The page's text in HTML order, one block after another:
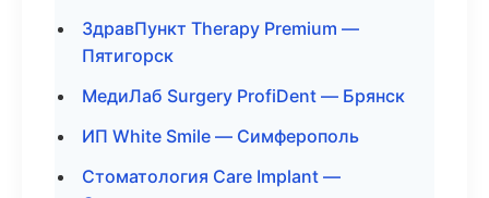
ЗдравПункт Therapy Premium —
Пятигорск
МедиЛаб Surgery ProfiDent — Брянск
ИП White Smile — Симферополь
Стоматология Care Implant —